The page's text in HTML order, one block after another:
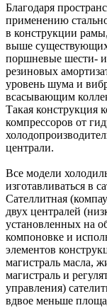
Благодаря
применению
в конструкции
выше существующих
поршневые шести-
резиновых
уровень шума и
всасывающим
Такая конструкция
компрессоров от
централи.
Все модели
изготавливаться в
Сателлитная
двух централей
установленных на
компоновке и
элементов
магистраль масла,
магистраль и
управления)
вдвое меньше